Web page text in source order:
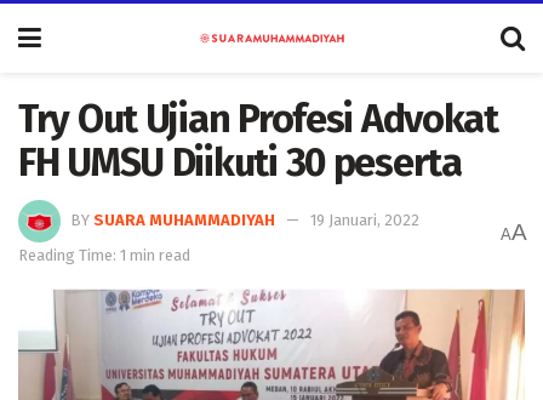
Try Out Ujian Profesi Advokat
FH UMSU Diikuti 30 peserta
BY SUARA MUHAMMADIYAH
19 Januari, 2022
Reading Time: 1 min read
AA